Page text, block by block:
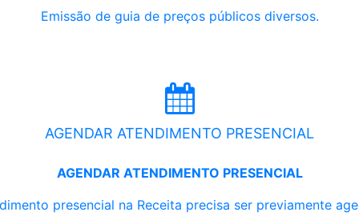
Emissão de guia de preços públicos diversos.
AGENDAR ATENDIMENTO PRESENCIAL
AGENDAR ATENDIMENTO PRESENCIAL
presencial na Receita precisa ser previamente